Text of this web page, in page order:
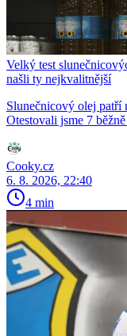
Velký test
našli ty nejkvalitnější
Slunečnicový olej patří
Otestovali jsme 7
Cooky.cz
6. 8. 2026, 22:40
4 min